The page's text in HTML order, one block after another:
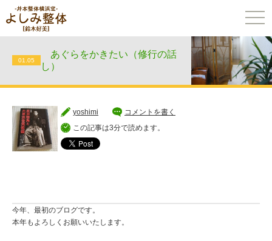
01.05
あぐらをかきたい（修行の話
し）
yoshimi
コメントを書く
この記事は3分で読めます。
今年、最初のブログです。
本年もよろしくお願いいたします。